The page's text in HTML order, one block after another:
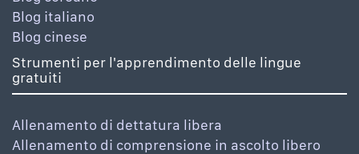
Blog italiano
Blog cinese
Strumenti per l'apprendimento delle lingue
gratuiti
Allenamento di dettatura libera
Allenamento di comprensione in ascolto libero